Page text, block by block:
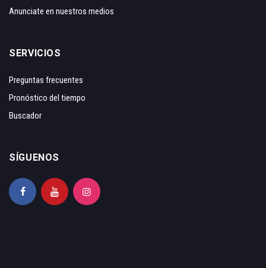
Anunciate en nuestros medios
SERVICIOS
Preguntas frecuentes
Pronóstico del tiempo
Buscador
SÍGUENOS